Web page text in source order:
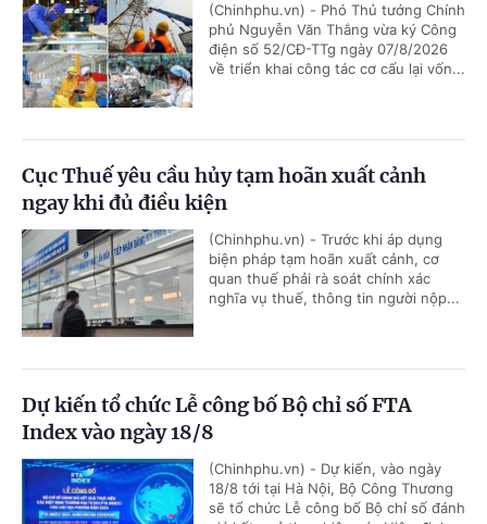
(Chinhphu.vn) - Phó Thủ tướng Chính
phủ Nguyễn Văn Thắng vừa ký Công
điện số 52/CĐ-TTg ngày 07/8/2026
về triển khai công tác cơ cấu lại vốn...
Cục Thuế yêu cầu hủy tạm hoãn xuất cảnh
ngay khi đủ điều kiện
(Chinhphu.vn) - Trước khi áp dụng
biện pháp tạm hoãn xuất cảnh, cơ
quan thuế phải rà soát chính xác
nghĩa vụ thuế, thông tin người nộp...
Dự kiến tổ chức Lễ công bố Bộ chỉ số FTA
Index vào ngày 18/8
(Chinhphu.vn) - Dự kiến, vào ngày
18/8 tới tại Hà Nội, Bộ Công Thương
sẽ tổ chức Lễ công bố Bộ chỉ số đánh